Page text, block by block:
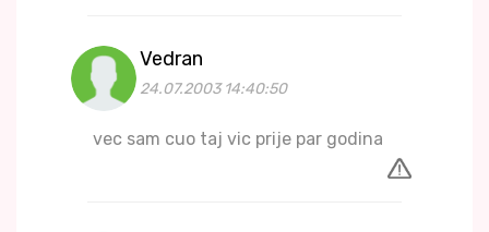
Vedran
24.07.2003 14:40:50
vec sam cuo taj vic prije par godina